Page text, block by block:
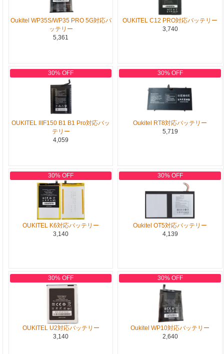
Oukitel WP35S/WP35 PRO 5G対応バ
ッテリー
5,361
OUKITEL C12 PRO対応バッテリー
3,740
30% OFF
OUKITEL IIIF150 B1 B1 Pro対応バッ
テリー
4,059
30% OFF
Oukitel RT8対応バッテリー
5,719
30% OFF
OUKITEL K6対応バッテリー
3,140
30% OFF
Oukitel OT5対応バッテリー
4,139
30% OFF
OUKITEL U2対応バッテリー
3,140
30% OFF
Oukitel WP10対応バッテリー
2,640